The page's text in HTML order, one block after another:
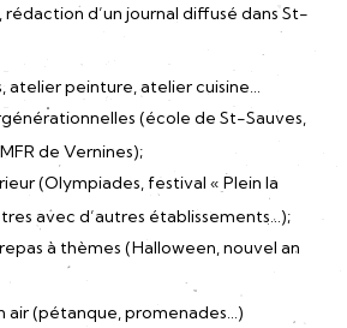
d’un journal diffusé dans St-
atelier peinture, atelier cuisine…
(école de St-Sauves,
de Vernines);
(Olympiades, festival « Plein la
avec d’autres établissements…);
à thèmes (Halloween, nouvel an
air (pétanque, promenades…)